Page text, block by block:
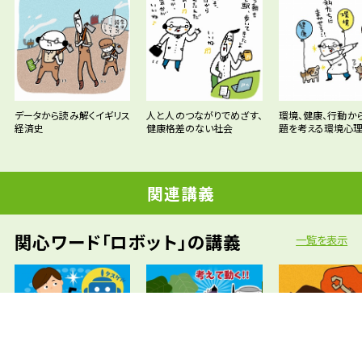
データから読み解くイギリス
経済史
人と人のつながりでめざす、
健康格差のない社会
環境、健康、行動か
題を考える環境心
関連講義
関心ワード「ロボット」の講義 一覧を表示